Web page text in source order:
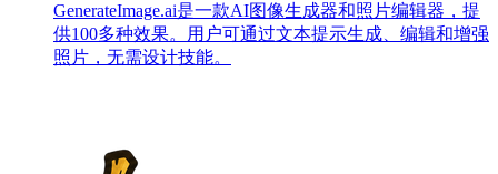
GenerateImage.ai是一款AI图像生成器和照片编辑器，提
供100多种效果。用户可通过文本提示生成、编辑和增强
照片，无需设计技能。